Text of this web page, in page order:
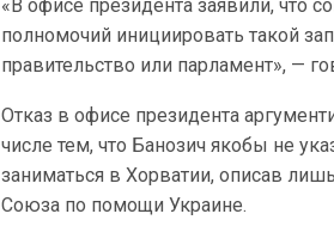
«В офисе президента заявили, что
полномочий инициировать такой
правительство или парламент», —
Отказ в офисе президента
числе тем, что Банозич якобы не
заниматься в Хорватии, описав
Союза по помощи Украине.